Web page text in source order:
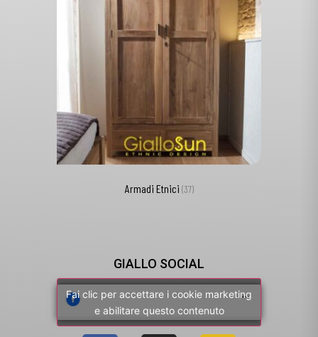
Armadi Etnici (37)
GIALLO SOCIAL
Fai clic per accettare i cookie marketing
e abilitare questo contenuto